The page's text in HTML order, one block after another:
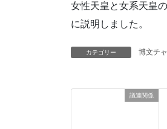
女性天皇と女系天皇
に説明しました。
カテゴリー 博文チ
議連関係